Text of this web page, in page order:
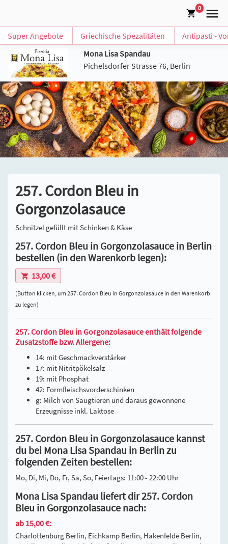
0
Super Angebote Griechische Spezalitäten
Antipasti -
Mona Lisa Spandau
Pichelsdorfer Strasse 76, Berlin
257. Cordon Bleu in
Gorgonzolasauce
Schnitzel gefüllt mit Schinken & Käse
257. Cordon Bleu in Gorgonzolasauce in Berlin
bestellen (in den Warenkorb legen):
13,00 €
(Button klicken, um 257. Cordon Bleu in Gorgonzolasauce in den Warenkorb
zu legen)
257. Cordon Bleu in Gorgonzolasauce enthält folgende
Zusatzstoffe bzw. Allergene:
14: mit Geschmackverstärker
17: mit Nitritpökelsalz
19: mit Phosphat
42: Formfleischsvorderschinken
g: Milch von Saugtieren und daraus gewonnene
Erzeugnisse inkl. Laktose
257. Cordon Bleu in Gorgonzolasauce kannst
du bei Mona Lisa Spandau in Berlin zu
folgenden Zeiten bestellen:
Mo, Di, Mi, Do, Fr, Sa, So, Feiertags: 11:00 - 22:00 Uhr
Mona Lisa Spandau liefert dir 257. Cordon
Bleu in Gorgonzolasauce nach:
ab 15,00 €:
Charlottenburg Berlin, Eichkamp Berlin, Hakenfelde Berlin,